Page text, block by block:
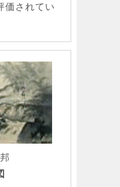
価されてい